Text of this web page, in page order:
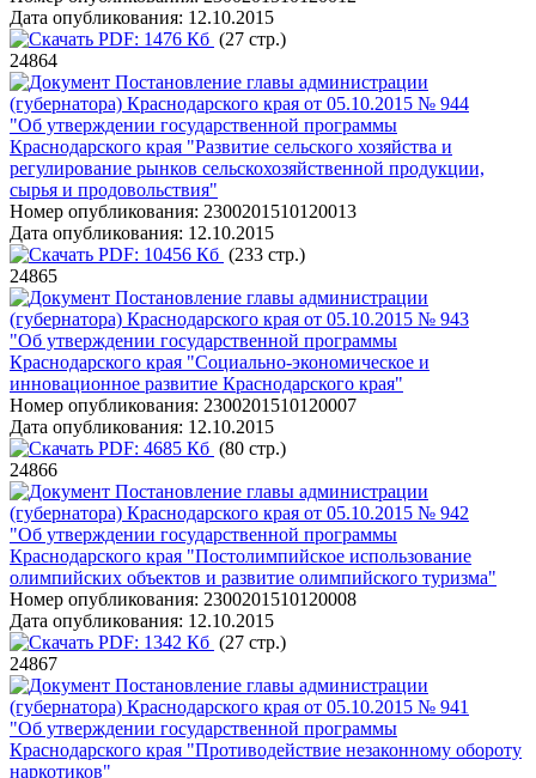
Дата опубликования: 12.10.2015
PDF: 1476 Кб (27 стр.)
24864
Постановление главы администрации
(губернатора) Краснодарского края от 05.10.2015 № 944
"Об утверждении государственной программы
Краснодарского края "Развитие сельского хозяйства и
регулирование рынков сельскохозяйственной продукции,
сырья и продовольствия"
Номер опубликования: 2300201510120013
Дата опубликования: 12.10.2015
PDF: 10456 Кб (233 стр.)
24865
Постановление главы администрации
(губернатора) Краснодарского края от 05.10.2015 № 943
"Об утверждении государственной программы
Краснодарского края "Социально-экономическое и
инновационное развитие Краснодарского края"
Номер опубликования: 2300201510120007
Дата опубликования: 12.10.2015
PDF: 4685 Кб (80 стр.)
24866
Постановление главы администрации
(губернатора) Краснодарского края от 05.10.2015 № 942
"Об утверждении государственной программы
Краснодарского края "Постолимпийское использование
олимпийских объектов и развитие олимпийского туризма"
Номер опубликования: 2300201510120008
Дата опубликования: 12.10.2015
PDF: 1342 Кб (27 стр.)
24867
Постановление главы администрации
(губернатора) Краснодарского края от 05.10.2015 № 941
"Об утверждении государственной программы
Краснодарского края "Противодействие незаконному обороту
наркотиков"